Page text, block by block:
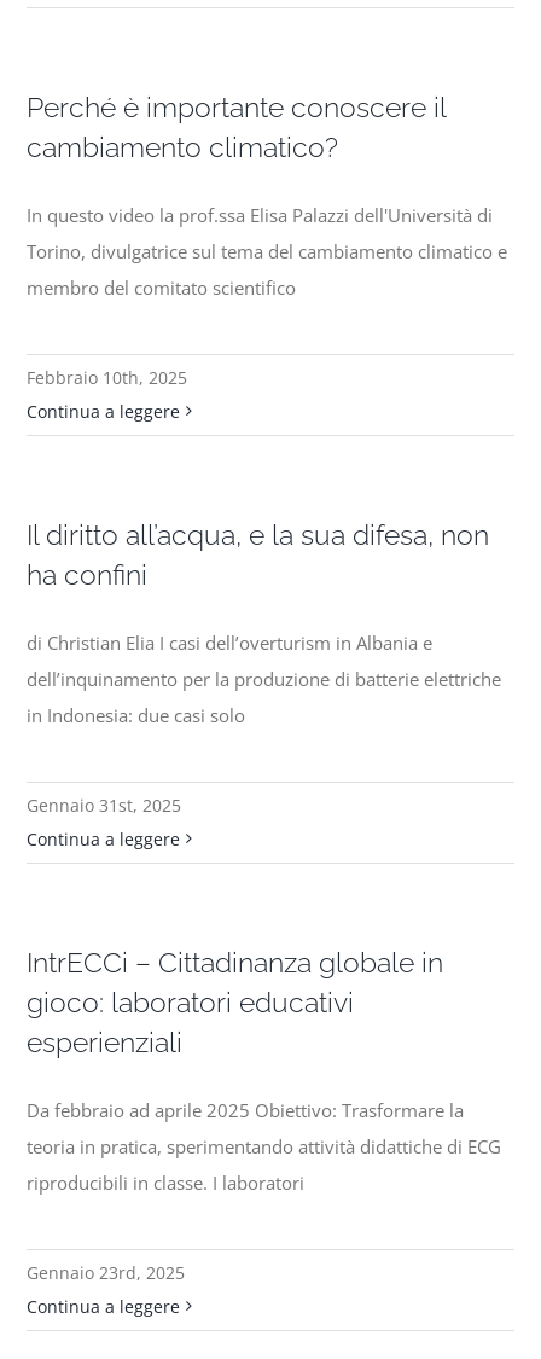
Perché è importante conoscere il
cambiamento climatico?
In questo video la prof.ssa Elisa Palazzi dell'Università di
Torino, divulgatrice sul tema del cambiamento climatico e
membro del comitato scientifico
Febbraio 10th, 2025
Continua a leggere
Il diritto all’acqua, e la sua difesa, non
ha confini
di Christian Elia I casi dell’overturism in Albania e
dell’inquinamento per la produzione di batterie elettriche
in Indonesia: due casi solo
Gennaio 31st, 2025
Continua a leggere
IntrECCi – Cittadinanza globale in
gioco: laboratori educativi
esperienziali
Da febbraio ad aprile 2025 Obiettivo: Trasformare la
teoria in pratica, sperimentando attività didattiche di ECG
riproducibili in classe. I laboratori
Gennaio 23rd, 2025
Continua a leggere